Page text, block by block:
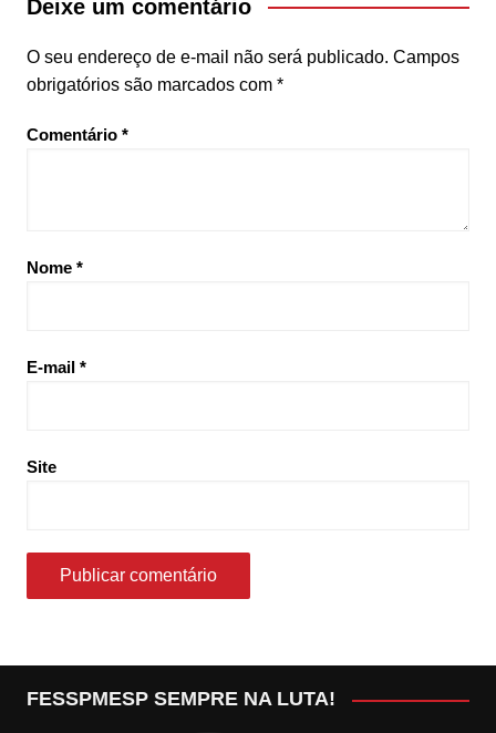
Deixe um comentário
O seu endereço de e-mail não será publicado. Campos
obrigatórios são marcados com *
Comentário *
Nome *
E-mail *
Site
FESSPMESP SEMPRE NA LUTA!